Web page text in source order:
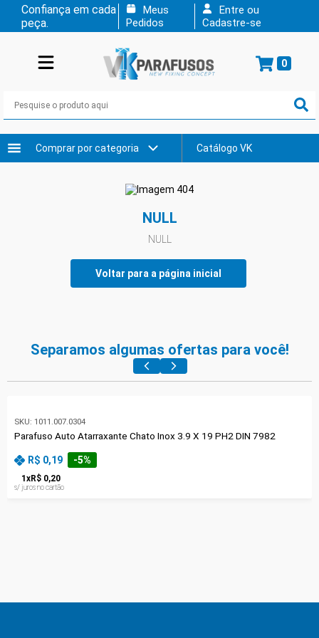
Confiança em cada
peça.
Meus
Pedidos
Entre ou
Cadastre-se
0
Comprar por categoria Catálogo VK
NULL
NULL
Voltar para a página inicial
Separamos algumas ofertas para você!
SKU: 1011.007.0304
Parafuso Auto Atarraxante Chato Inox 3.9 X 19 PH2 DIN 7982
R$ 0,19 -5%
1 xR$ 0,20
s/ juros no cartão